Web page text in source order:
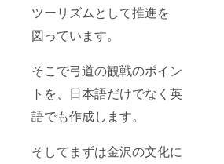
ツーリズムとして推進を
図っています。
そこで弓道の観戦のポイン
トを、日本語だけでなく英
語でも作成します。
そしてまずは金沢の文化に